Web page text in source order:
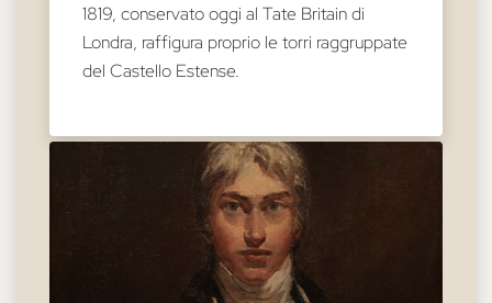
1819, conservato oggi al Tate Britain di
Londra, raffigura proprio le torri raggruppate
del Castello Estense.